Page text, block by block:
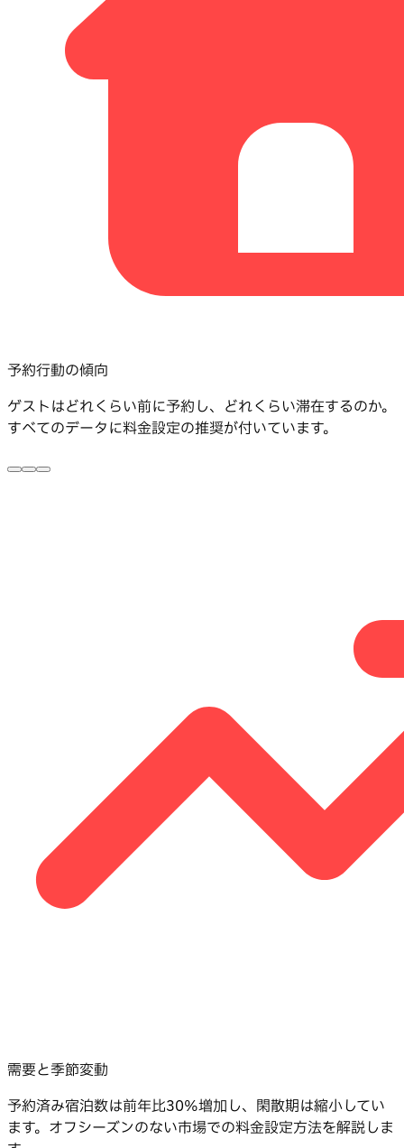
予約行動の傾向
ゲストはどれくらい前に予約し、どれくらい滞在するのか。
すべてのデータに料金設定の推奨が付いています。
需要と季節変動
予約済み宿泊数は前年比30%増加し、閑散期は縮小してい
ます。オフシーズンのない市場での料金設定方法を解説しま